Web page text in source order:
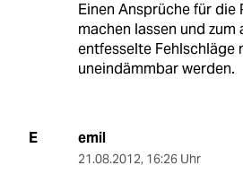
Einen Ansprüche für
machen lassen und zum
entfesselte Fehlschläge
uneindämmbar werden.
E emil
21.08.2012, 16:26 Uhr